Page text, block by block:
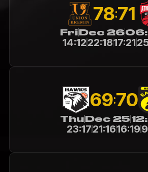
78:71
FriDec 26
14:1222:1817:21
69:70
ThuDec 25
23:1721:1616:19